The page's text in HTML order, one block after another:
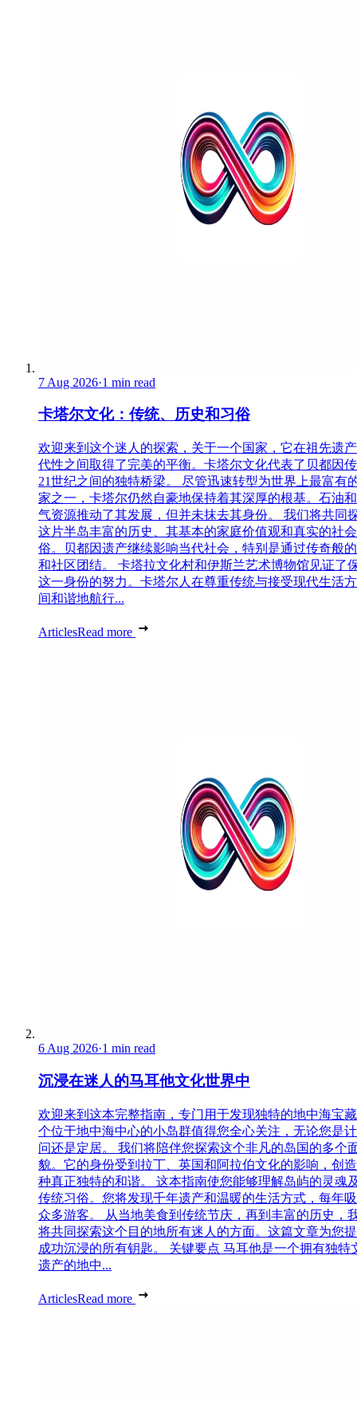
7 Aug 2026·1 min read
卡塔尔文化：传统、历史和习俗
欢迎来到这个迷人的探索，关于一个国家，它在祖先遗
代性之间取得了完美的平衡。卡塔尔文化代表了贝都因
21世纪之间的独特桥梁。 尽管迅速转型为世界上最富有
家之一，卡塔尔仍然自豪地保持着其深厚的根基。石油
气资源推动了其发展，但并未抹去其身份。 我们将共同
这片半岛丰富的历史、其基本的家庭价值观和真实的社
俗。贝都因遗产继续影响当代社会，特别是通过传奇般
和社区团结。 卡塔拉文化村和伊斯兰艺术博物馆见证了
这一身份的努力。卡塔尔人在尊重传统与接受现代生活
间和谐地航行...
ArticlesRead more
6 Aug 2026·1 min read
沉浸在迷人的马耳他文化世界中
欢迎来到这本完整指南，专门用于发现独特的地中海宝
个位于地中海中心的小岛群值得您全心关注，无论您是
问还是定居。 我们将陪伴您探索这个非凡的岛国的多个
貌。它的身份受到拉丁、英国和阿拉伯文化的影响，创
种真正独特的和谐。 这本指南使您能够理解岛屿的灵魂
传统习俗。您将发现千年遗产和温暖的生活方式，每年
众多游客。 从当地美食到传统节庆，再到丰富的历史，
将共同探索这个目的地所有迷人的方面。这篇文章为您
成功沉浸的所有钥匙。 关键要点 马耳他是一个拥有独特
遗产的地中...
ArticlesRead more